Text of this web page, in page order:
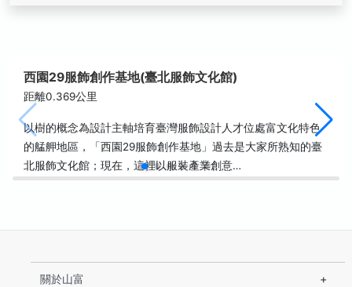
西園29服飾創作基地(臺北服飾文化館)
距離0.369公里
以樹的概念為設計主軸培育臺灣服飾設計人才位處富文化特色
的艋舺地區，「西園29服飾創作基地」過去是大家所熟知的臺
北服飾文化館；現在，這裡以服裝產業創意…
關於山富